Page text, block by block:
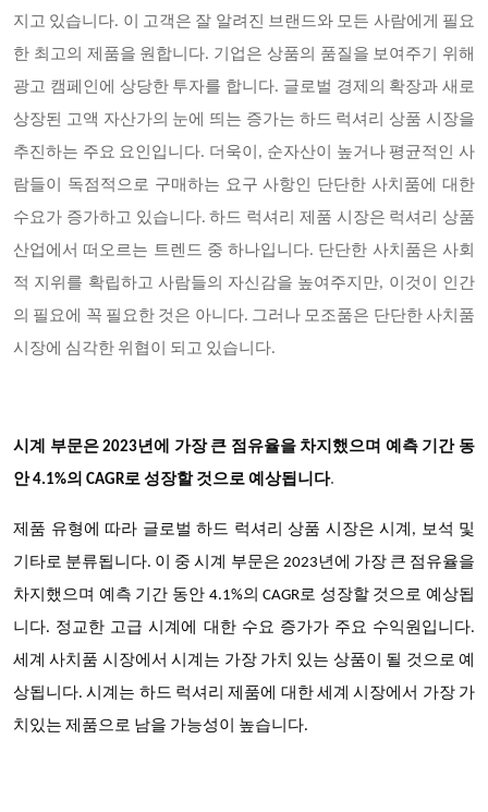
지고 있습니다. 이 고객은 잘 알려진 브랜드와 모든 사람에게 필요
한 최고의 제품을 원합니다. 기업은 상품의 품질을 보여주기 위해
광고 캠페인에 상당한 투자를 합니다. 글로벌 경제의 확장과 새로
상장된 고액 자산가의 눈에 띄는 증가는 하드 럭셔리 상품 시장을
추진하는 주요 요인입니다. 더욱이, 순자산이 높거나 평균적인 사
람들이 독점적으로 구매하는 요구 사항인 단단한 사치품에 대한
수요가 증가하고 있습니다. 하드 럭셔리 제품 시장은 럭셔리 상품
산업에서 떠오르는 트렌드 중 하나입니다. 단단한 사치품은 사회
적 지위를 확립하고 사람들의 자신감을 높여주지만, 이것이 인간
의 필요에 꼭 필요한 것은 아니다. 그러나 모조품은 단단한 사치품
시장에 심각한 위협이 되고 있습니다.
시계 부문은 2023년에 가장 큰 점유율을 차지했으며 예측 기간 동
안 4.1%의 CAGR로 성장할 것으로 예상됩니다.
제품 유형에 따라 글로벌 하드 럭셔리 상품 시장은 시계, 보석 및
기타로 분류됩니다. 이 중 시계 부문은 2023년에 가장 큰 점유율을
차지했으며 예측 기간 동안 4.1%의 CAGR로 성장할 것으로 예상됩
니다. 정교한 고급 시계에 대한 수요 증가가 주요 수익원입니다.
세계 사치품 시장에서 시계는 가장 가치 있는 상품이 될 것으로 예
상됩니다. 시계는 하드 럭셔리 제품에 대한 세계 시장에서 가장 가
치있는 제품으로 남을 가능성이 높습니다.